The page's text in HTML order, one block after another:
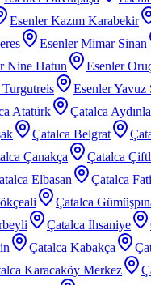
Esenler Kazım Karabekir
Esenler Mimar Sinan
Nine Hatun
Esenler
Esenler Yavuz
Atatürk Çatalca
Çatalca Belgrat
Çanakça
Çatalca
Elbasan Çatalca
Çatalca
Çatalca İhsaniye
Çatalca Kabakça
Karacaköy Merkez